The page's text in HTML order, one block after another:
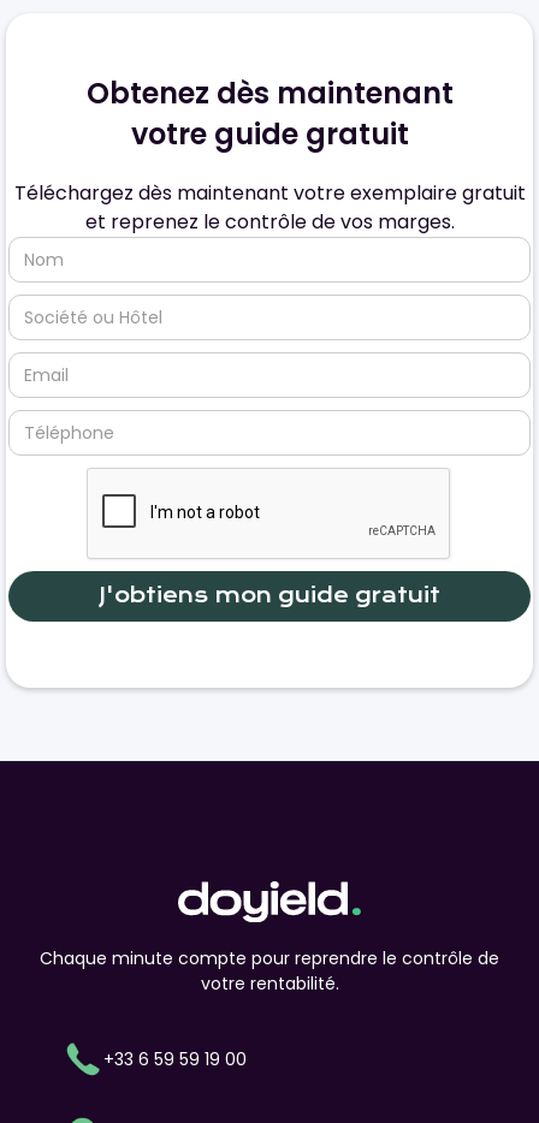
Obtenez dès maintenant
votre guide gratuit
Téléchargez dès maintenant votre exemplaire gratuit
et reprenez le contrôle de vos marges.
Chaque minute compte pour reprendre le contrôle de
votre rentabilité.
+33 6 59 59 19 00